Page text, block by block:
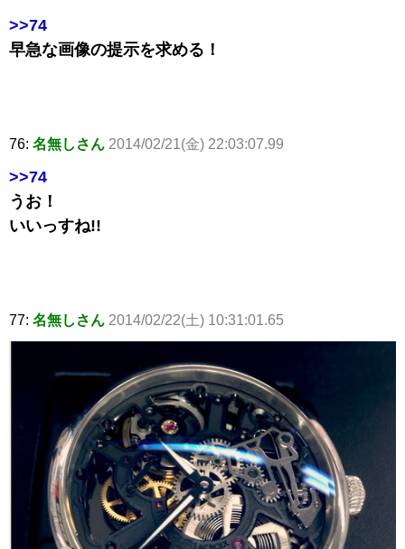
>>74
早急な画像の提示を求める！
76: 名無しさん 2014/02/21(金) 22:03:07.99
>>74
うお！
いいっすね!!
77: 名無しさん 2014/02/22(土) 10:31:01.65